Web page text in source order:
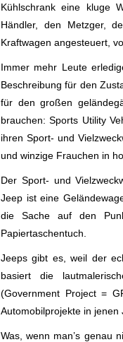
Kühlschrank eine kluge
Händler, den Metzger,
Kraftwagen angesteuert,
Immer mehr Leute
Beschreibung für den
für den großen
brauchen: Sports Utility
ihren Sport- und
und winzige Frauchen in
Der Sport- und
Jeep ist eine
die Sache auf den
Papiertaschentuch.
Jeeps gibt es, weil der
basiert die
(Government Project =
Automobilprojekte in jenen
Was, wenn man’s genau